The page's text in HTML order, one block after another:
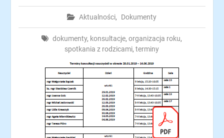
Aktualności, Dokumenty
dokumenty, konsultacje,organizacja roku,
spotkania z rodzicami,terminy